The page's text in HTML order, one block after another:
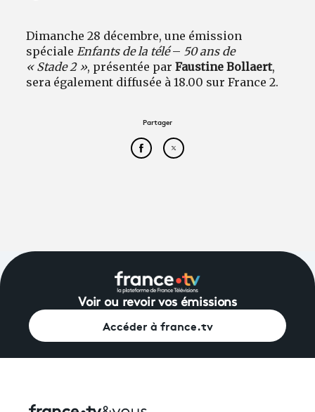
Dimanche 28 décembre, une émission
spéciale Enfants de la télé– 50 ans de
« Stade 2 », présentée parFaustine Bollaert,
sera également diffusée à 18.00 sur France 2.
Partager
Partager cet article sur
Partager cet article sur
Voir ou revoir vos émissions
Accéder à france.tv